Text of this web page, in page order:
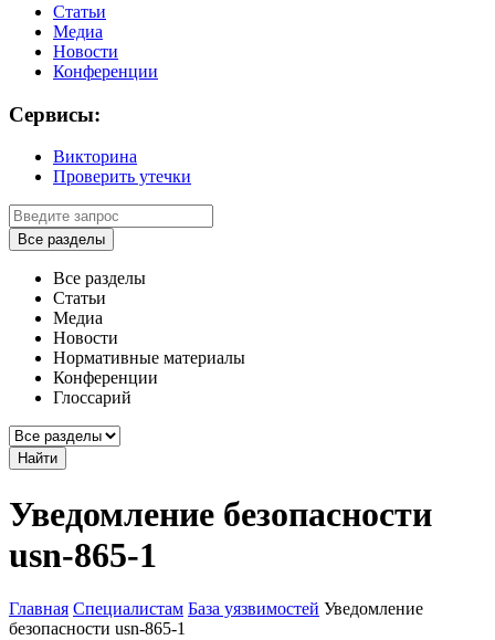
Статьи
Медиа
Новости
Конференции
Сервисы:
Викторина
Проверить утечки
Все разделы
Все разделы
Статьи
Медиа
Новости
Нормативные материалы
Конференции
Глоссарий
Найти
Уведомление безопасности
usn-865-1
Главная Специалистам База уязвимостей Уведомление
безопасности usn-865-1